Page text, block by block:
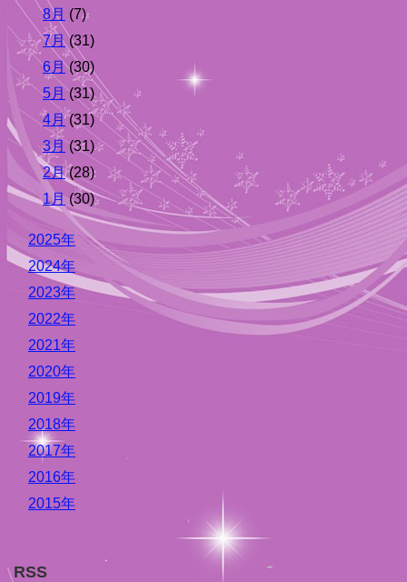
8月 (7)
7月(31)
6月(30)
5月 (31)
4月(31)
3月 (31)
2月(28)
1月(30)
2025年
2024年
2023年
2022年
2021年
2020年
2019年
2018年
2017年
2016年
2015年
RSS